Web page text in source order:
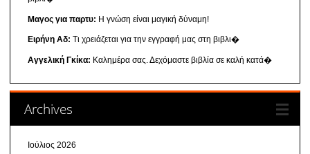
Μαγος για παρτυ: Η γνώση είναι μαγική δύναμη!
Ειρήνη Αδ: Τι χρειάζεται για την εγγραφή μας στη βιβλι�
Αγγελική Γκίκα: Καλημέρα σας. Δεχόμαστε βιβλία σε καλή κατά�
Archives
Ιούλιος 2026